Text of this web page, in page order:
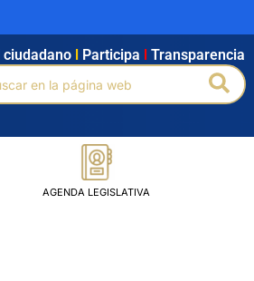
Intranet Búsqueda avanzada
Participa Transparencia
AGENDA LEGISLATIVA